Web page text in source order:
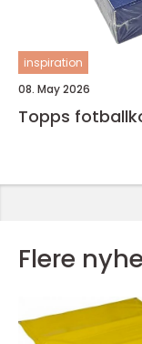
inspiration
08. May 2026
Topps
Flere